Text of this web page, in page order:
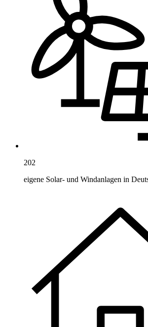
202
eigene Solar- und Windanlagen in